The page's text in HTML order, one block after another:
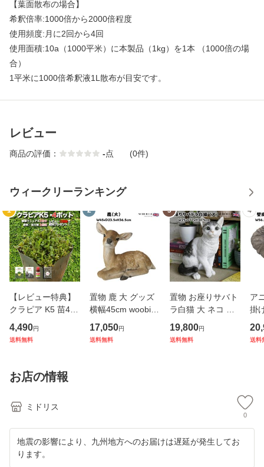
【葉面散布の場合】
希釈倍率:1000倍から2000倍程度
使用頻度:月に2回から4回
使用面積:10a（1000平米）に本製品（1kg）を1本 （1000倍の場
合）
1平米に1000倍希釈液1L散布が目安です。
レビュー
商品の評価： -点 (0件)
ウィークリーランキング
1
【レビュー特典】
クラピア K5 苗4株
お試し1平米用 す
くすくセットミニ
バー 4ポット 肥料
活力剤2種
4,490円
送料無料
2
置物 鹿 大 グッズ
横幅45cm woobia
ウービア 大きい か
わいい おしゃれ ガ
17,050円
送料無料
3
置物 お座りサバト
ラ白猫 大 ネコ 高
さ30.5cm woobia
ウービア 大きい か
19,800円
送料無料
4
ア
掛
cm
グ
送料
お店の情報
ミドリス
0
地震の影響により、九州地方へのお届けは遅延が発生してお
ります。